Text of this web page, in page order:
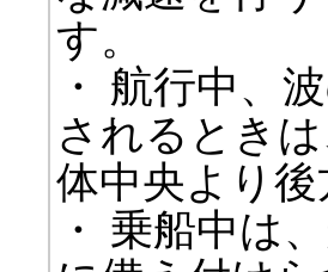
す。
・ 航行中、
されるとき
体中央より
・ 乗船中は